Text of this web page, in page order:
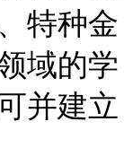
特种金
域的学
并建立